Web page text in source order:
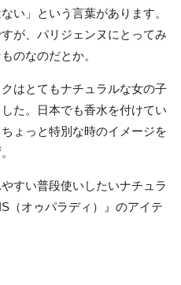
い」という言葉があります。
が、パリジェンヌにとってみ
のなのだとか。
はとてもナチュラルな女の子
た。日本でも香水を付けてい
ょっと特別な時のイメージを
すい普段使いしたいナチュラ
（オゥパラディ）』のアイテ